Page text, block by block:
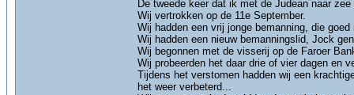
De tweede keer dat ik met de Judean naar
Wij vertrokken op de 11e September.
Wij hadden een vrij jonge bemanning, die
Wij hadden een nieuw bemanningslid, Jock
Wij begonnen met de visserij op de Faroer
Wij probeerden het daar drie of vier dagen en
Tijdens het verstomen hadden wij een
het weer verbeterd...